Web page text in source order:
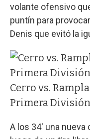
volante ofensivo
puntín para
Denis que evitó la
Cerro vs.
Primera
A los 34' una nueva